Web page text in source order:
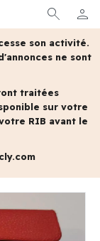
search person
MON
son activité.
ne sont
traitées
sur votre
RIB avant le